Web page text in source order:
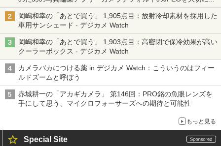
る「Filmator」
岡嶋和幸の「あとで買う」 1,905点目：放射冷却素材を採用した
車用サンシェード - デジカメ Watch
岡嶋和幸の「あとで買う」 1,903点目：高密閉で保冷効果が高い
クーラーボックス - デジカメ Watch
カメラバカにつける薬 in デジカメ Watch：こういうのはフィー
ルドズームと呼ぼう
赤城耕一の「アカギカメラ」 第146回：PRO銘の魚眼レンズを
手にして思う、マイクロフォーサーズへの期待と可能性
もっと見る
Special Site